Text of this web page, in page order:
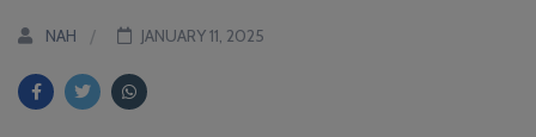
NAH JANUARY 11, 2025